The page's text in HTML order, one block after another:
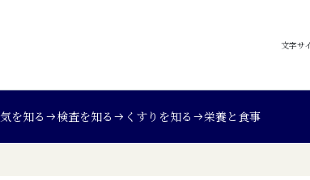
文字サ
を知る 検査を知る くすりを知る 栄養と食事